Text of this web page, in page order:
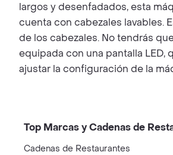
largos y desenfadados, esta
cuenta con cabezales lavables.
de los cabezales. No tendrás
equipada con una pantalla
ajustar la configuración de la
Top Marcas y Cadenas de
Cadenas de Restaurantes